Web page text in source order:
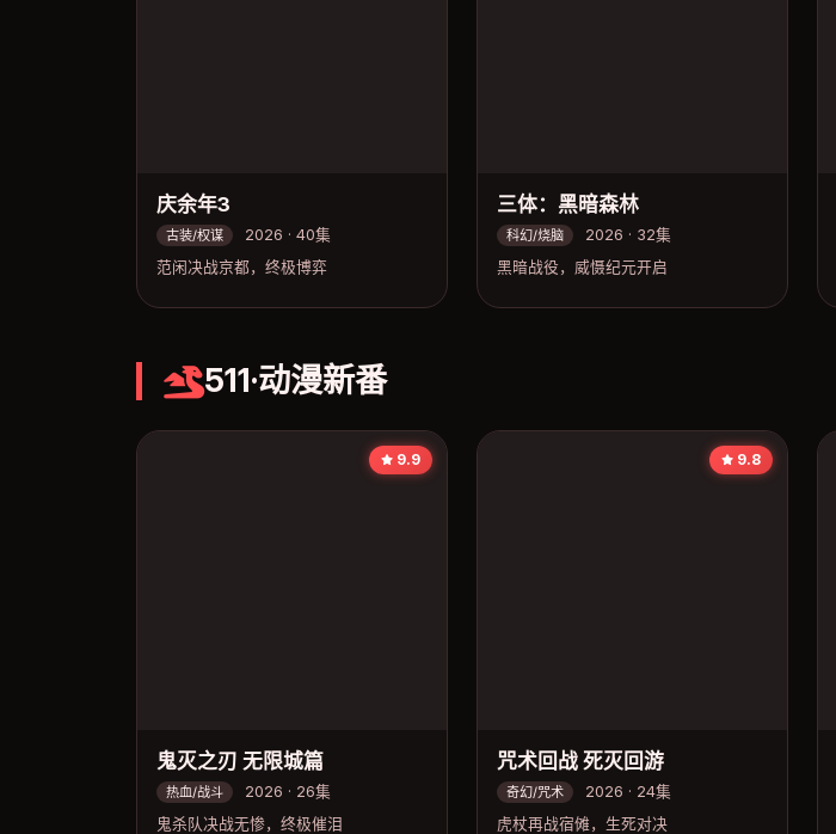
庆余年3
古装/权谋
2026 · 40集
范闲决战京都，终极博弈
三体：黑暗森林
科幻/烧脑
2026 · 32集
黑暗战役，威慑纪元开启
511·动漫新番
9.9
鬼灭之刃 无限城篇
热血/战斗
2026 · 26集
鬼杀队决战无惨，终极催泪
9.8
咒术回战 死灭回游
奇幻/咒术
2026 · 24集
虎杖再战宿傩，生死对决